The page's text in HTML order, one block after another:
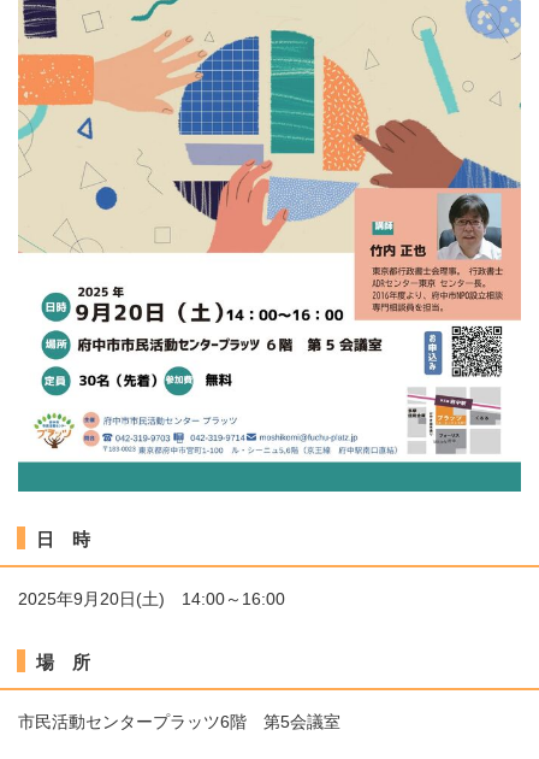
日 時
2025年9月20日(土) 14:00～16:00
場 所
市民活動センタープラッツ6階 第5会議室